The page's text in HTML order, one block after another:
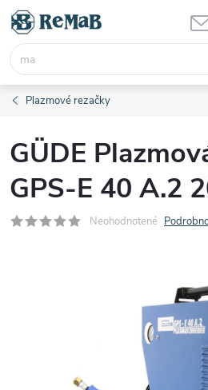
Prejsť
obsah
Plazmové rezačky
GÜDE
GPS-E 40 A.2
Neohodnotené